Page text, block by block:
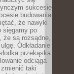
sukcesie
budowania
że nawyki
sięgamy po
że są rozsądne,
Odkładanie
przekąska
odciąga
taki